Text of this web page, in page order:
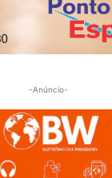
-Anúncio-